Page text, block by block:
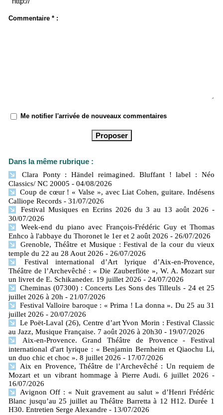
Commentaire * :
Me notifier l'arrivée de nouveaux commentaires
Dans la même rubrique :
Clara Ponty : Händel reimagined. Bluffant ! label : Néo
Classics/ NC 20005 - 04/08/2026
Coup de cœur ! « Valse », avec Liat Cohen, guitare. Indésens
Calliope Records - 31/07/2026
Festival Musiques en Ecrins 2026 du 3 au 13 août 2026 -
30/07/2026
Week-end du piano avec François-Frédéric Guy et Thomas
Enhco à l'abbaye du Thoronet le 1er et 2 août 2026 - 26/07/2026
Grenoble, Théâtre et Musique : Festival de la cour du vieux
temple du 22 au 28 Aout 2026 - 26/07/2026
Festival international d’Art lyrique d’Aix-en-Provence,
Théâtre de l’Archevêché : « Die Zauberflöte », W. A. Mozart sur
un livret de E. Schikaneder. 19 juillet 2026 - 24/07/2026
Cheminas (07300) : Concerts Les Sons des Tilleuls - 24 et 25
juillet 2026 à 20h - 21/07/2026
Festival Valloire baroque : « Prima ! La donna ». Du 25 au 31
juillet 2026 - 20/07/2026
Le Poët-Laval (26), Centre d’art Yvon Morin : Festival Classic
au Jazz, Musique Française. 7 août 2026 à 20h30 - 19/07/2026
Aix-en-Provence. Grand Théâtre de Provence - Festival
international d'art lyrique : « Benjamin Bernheim et Qiaochu Li,
un duo chic et choc ». 8 juillet 2026 - 17/07/2026
Aix en Provence, Théâtre de l’Archevêché : Un requiem de
Mozart et un vibrant hommage à Pierre Audi. 6 juillet 2026 -
16/07/2026
Avignon Off : « Nuit gravement au salut » d’Henri Frédéric
Blanc jusqu’au 25 juillet au Théâtre Barretta à 12 H12. Durée 1
H30. Entretien Serge Alexandre - 13/07/2026